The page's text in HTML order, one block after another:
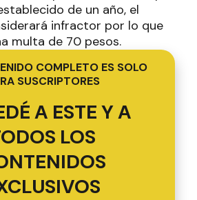
de un año, el
infractor por lo que
multa de 70 pesos.
COMPLETO ES SOLO
SUSCRIPTORES
A ESTE Y A
LOS